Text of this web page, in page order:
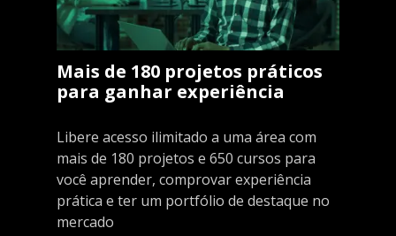
Mais de 180 projetos práticos
para ganhar experiência
Libere acesso ilimitado a uma área com
mais de 180 projetos e 650 cursos para
você aprender, comprovar experiência
prática e ter um portfólio de destaque no
mercado